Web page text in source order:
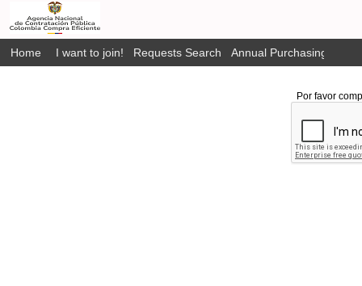
Home I want to join! Requests Search Annual Purchasing Plan
Por favor